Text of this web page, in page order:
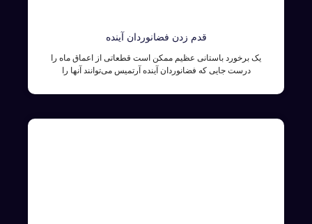
قدم زدن فضانوردان آینده
یک برخورد باستانی عظیم ممکن است قطعاتی از اعماق ماه را
درست جایی که فضانوردان آینده آرتمیس می‌توانند آنها را